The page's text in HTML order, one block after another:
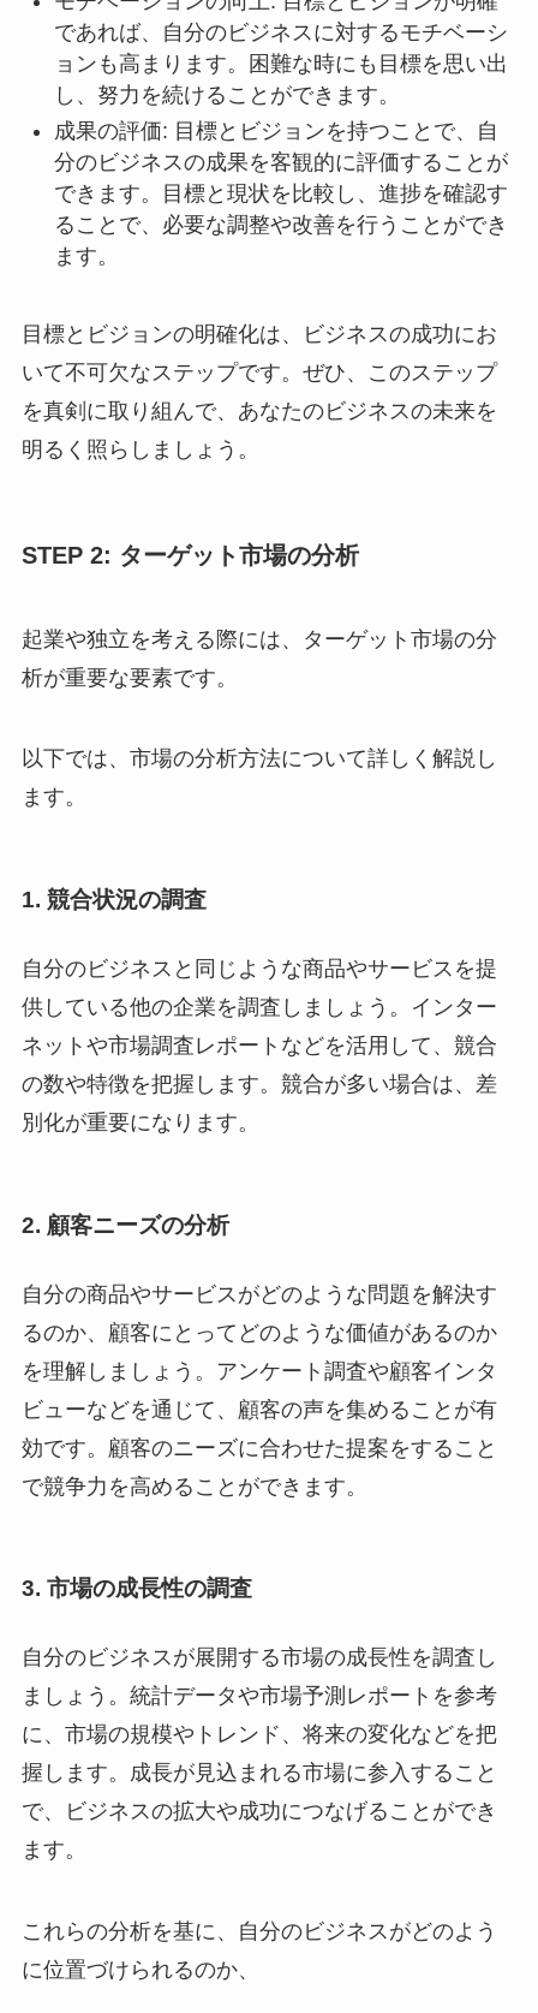
であれば、自分のビジネスに対するモチベーシ
ョンも高まります。困難な時にも目標を思い出
し、努力を続けることができます。
成果の評価: 目標とビジョンを持つことで、自
分のビジネスの成果を客観的に評価することが
できます。目標と現状を比較し、進捗を確認す
ることで、必要な調整や改善を行うことができ
ます。
目標とビジョンの明確化は、ビジネスの成功にお
いて不可欠なステップです。ぜひ、このステップ
を真剣に取り組んで、あなたのビジネスの未来を
明るく照らしましょう。
STEP 2: ターゲット市場の分析
起業や独立を考える際には、ターゲット市場の分
析が重要な要素です。
以下では、市場の分析方法について詳しく解説し
ます。
1. 競合状況の調査
自分のビジネスと同じような商品やサービスを提
供している他の企業を調査しましょう。インター
ネットや市場調査レポートなどを活用して、競合
の数や特徴を把握します。競合が多い場合は、差
別化が重要になります。
2. 顧客ニーズの分析
自分の商品やサービスがどのような問題を解決す
るのか、顧客にとってどのような価値があるのか
を理解しましょう。アンケート調査や顧客インタ
ビューなどを通じて、顧客の声を集めることが有
効です。顧客のニーズに合わせた提案をすること
で競争力を高めることができます。
3. 市場の成長性の調査
自分のビジネスが展開する市場の成長性を調査し
ましょう。統計データや市場予測レポートを参考
に、市場の規模やトレンド、将来の変化などを把
握します。成長が見込まれる市場に参入すること
で、ビジネスの拡大や成功につなげることができ
ます。
これらの分析を基に、自分のビジネスがどのよう
に位置づけられるのか、